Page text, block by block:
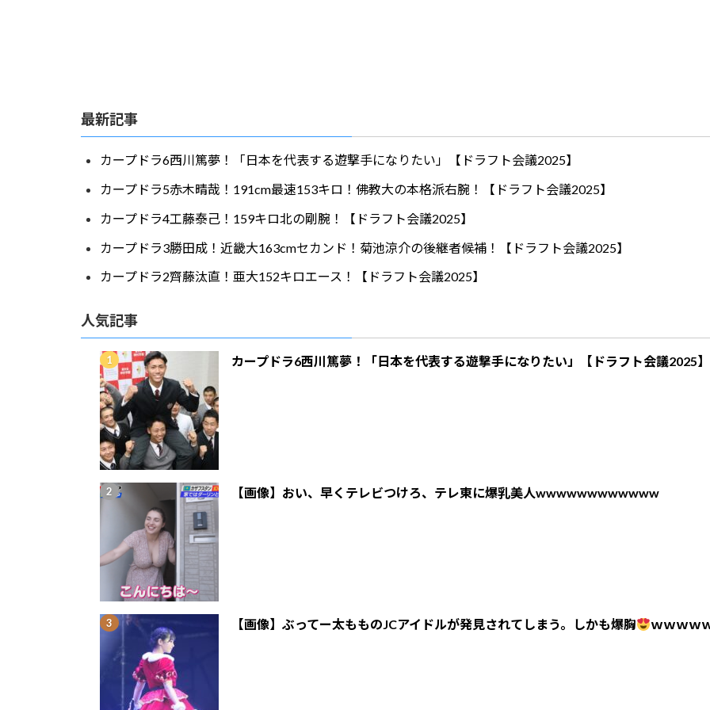
最新記事
カープドラ6西川篤夢！「日本を代表する遊撃手になりたい」【ドラフト会議2025】
カープドラ5赤木晴哉！191cm最速153キロ！佛教大の本格派右腕！【ドラフト会議2025】
カープドラ4工藤泰己！159キロ北の剛腕！【ドラフト会議2025】
カープドラ3勝田成！近畿大163cmセカンド！菊池涼介の後継者候補！【ドラフト会議2025】
カープドラ2齊藤汰直！亜大152キロエース！【ドラフト会議2025】
人気記事
カープドラ6西川篤夢！「日本を代表する遊撃手になりたい」【ドラフト会議2025】
【画像】おい、早くテレビつけろ、テレ東に爆乳美人wwwwwwwwwwww
【画像】ぶってー太もものJCアイドルが発見されてしまう。しかも爆胸 ｗｗｗｗ